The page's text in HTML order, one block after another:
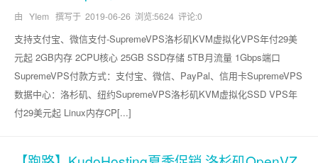
由 YIem 撰写于 2019-06-26 浏览:5624 评论:0
支持支付宝、微信支付-SupremeVPS洛杉矶KVM虚拟化VPS年付29美
元起 2GB内存 2CPU核心 25GB SSD存储 5TB月流量 1Gbps端口
SupremeVPS付款方式：支付宝、微信、PayPal、信用卡SupremeVPS
数据中心：洛杉矶、纽约SupremeVPS洛杉矶KVM虚拟化SSD VPS年
付29美元起 Linux内存CP[...]